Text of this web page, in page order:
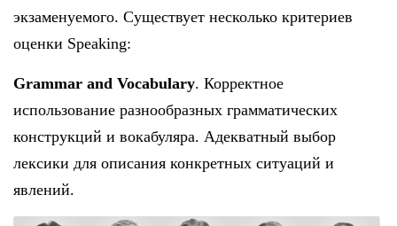
экзаменуемого. Существует несколько критериев
оценки Speaking:
Grammar and Vocabulary. Корректное
использование разнообразных грамматических
конструкций и вокабуляра. Адекватный выбор
лексики для описания конкретных ситуаций и
явлений.